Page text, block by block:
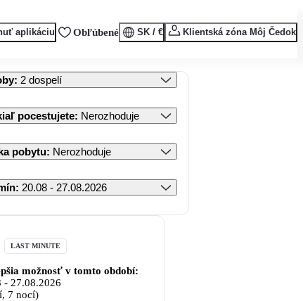
aplikáciu Obľúbené SK / € Klientská zóna Môj Čedok
: 2 dospelí
pocestujete: Nerozhoduje
pobytu: Nerozhoduje
: 20.08 - 27.08.2026
LAST MINUTE
možnosť v tomto období:
- 27.08.2026
7 nocí)